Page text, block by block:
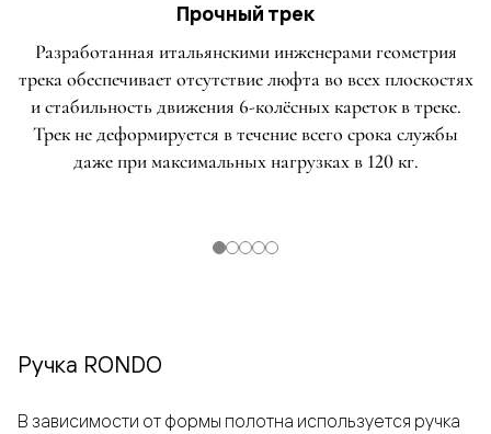
Прочный трек
Разработанная итальянскими инженерами геометрия
трека обеспечивает отсутствие люфта во всех плоскостях
и стабильность движения 6-колёсных кареток в треке.
Трек не деформируется в течение всего срока службы
даже при максимальных нагрузках в 120 кг.
Ручка RONDO
В зависимости от формы полотна используется ручка